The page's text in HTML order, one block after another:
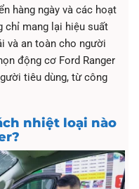
hàng ngày và các hoạt
chỉ mang lại hiệu suất
và an toàn cho người
động cơ Ford Ranger
tiêu dùng, từ công
nhiệt loại nào